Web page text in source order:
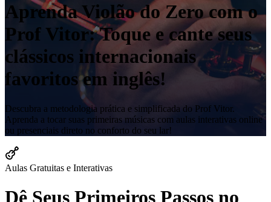
Aprenda Violão do Zero com o
Prof Vitor: Toque e cante seus
clássicos internacionais
favoritos em inglês!
Descubra a metodologia prática e simplificada do Prof Vitor.
Aprenda a tocar suas primeiras músicas com aulas interativas online
ou presenciais direto no conforto do seu lar!
Aulas Gratuitas e Interativas
Dê Seus Primeiros Passos no